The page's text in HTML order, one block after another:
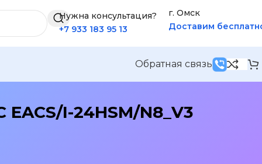
Нужна консультация?
+7 933 183 95 13
г. Омск
Доставим
Обратная связь
I-24HSM/N8_V3